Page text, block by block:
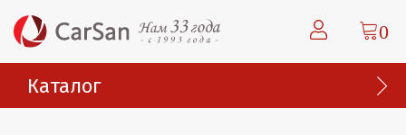
0
Каталог